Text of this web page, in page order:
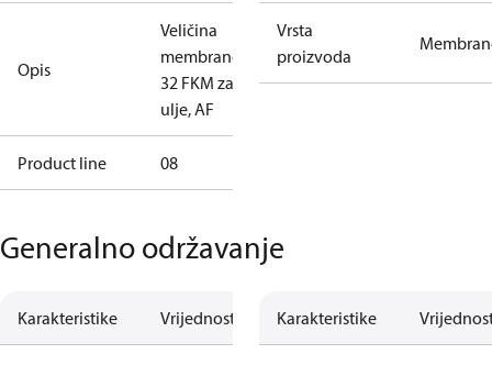
Opis
Veličina
membrane
32 FKM za
ulje, AF
Product line 08
Vrsta
proizvoda
Generalno održavanje
Karakteristike Vrijednost Karakteristike